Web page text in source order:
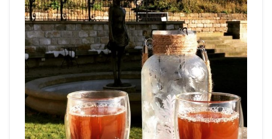
Öffnungszeiten Vinothek
Wegbeschreibung
Unterkünfte & Restaurants
WEINSHOP
Mein Konto
Adresse